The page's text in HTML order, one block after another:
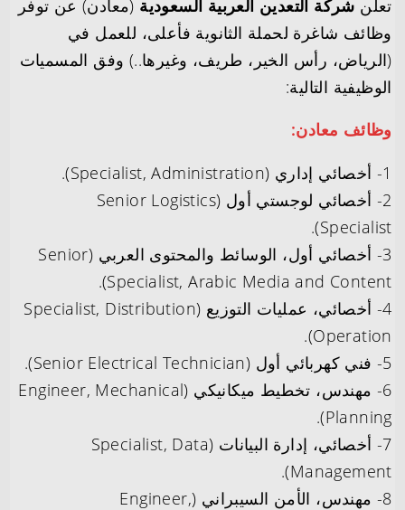
تعلن شركة التعدين العربية السعودية (معادن) عن توفر
وظائف شاغرة لحملة الثانوية فأعلى، للعمل في
(الرياض، رأس الخير، طريف، وغيرها..) وفق المسميات
الوظيفية التالية:
وظائف معادن:
1- أخصائي إداري (Specialist, Administration).
2- أخصائي لوجستي أول (Senior Logistics
Specialist).
3- أخصائي أول، الوسائط والمحتوى العربي (Senior
Specialist, Arabic Media and Content).
4- أخصائي، عمليات التوزيع (Specialist, Distribution
Operation).
5- فني كهربائي أول (Senior Electrical Technician).
6- مهندس، تخطيط ميكانيكي (Engineer, Mechanical
Planning).
7- أخصائي، إدارة البيانات (Specialist, Data
Management).
8- مهندس، الأمن السيبراني (Engineer,